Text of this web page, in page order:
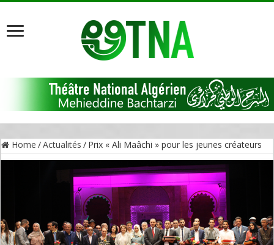
Home /Actualités / Prix « Ali Maâchi » pour les jeunes créateurs